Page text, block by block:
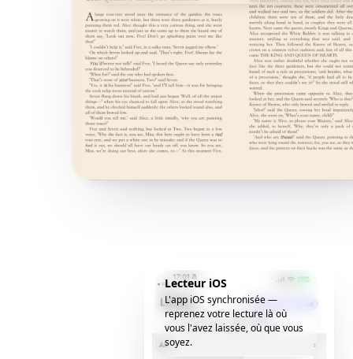
Lecteur iOS
L'app iOS synchronisée —
reprenez votre lecture là où
vous l'avez laissée, où que vous
soyez.